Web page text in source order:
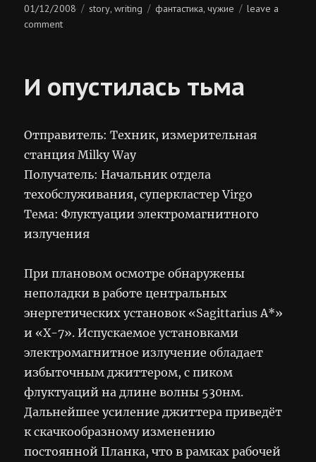
Posted
on
01/12/2008 Categories
story,writing Tags
фантастика,чужие
leave a
commenton
И опустилась тьма
Отправитель: Техник, измерительная
станция Milky Way
Получатель: Начальник отдела
техобслуживания, суперкластер Virgo
Тема: Флуктуации электромагнитного
излучения
При плановом осмотре обнаружены
неполадки в работе центральных
энергетических установок «Sagittarius A*»
и «X-7». Испускаемое установками
электромагнитное излучение обладает
избыточным джиттером, с пиком
флуктуаций на длине волны 530нм.
Дальнейшее усиление джиттера приведёт
к скачкообразному изменению
постоянной Планка, что в рамках рабочей